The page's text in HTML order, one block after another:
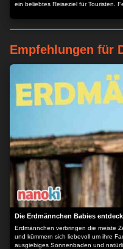
ein beliebtes Reiseziel für Touristen.
Empfehlungen für
Die Erdmännchen Babies
Erdmännchen verbringen die meiste
und kümmern sich liebevoll um ihre
ausgiebiges Sonnenbaden und